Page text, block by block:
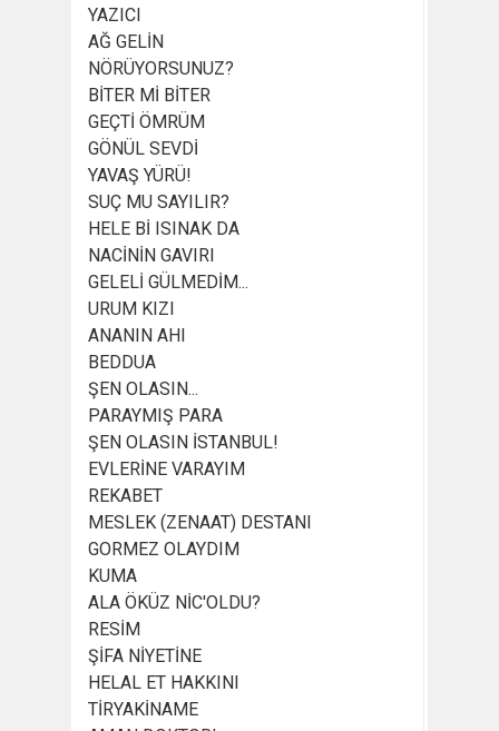
YAZICI
AĞ GELİN
NÖRÜYORSUNUZ?
BİTER Mİ BİTER
GEÇTİ ÖMRÜM
GÖNÜL SEVDİ
YAVAŞ YÜRÜ!
SUÇ MU SAYILIR?
HELE Bİ ISINAK DA
NACİNİN GAVIRI
GELELİ GÜLMEDİM...
URUM KIZI
ANANIN AHI
BEDDUA
ŞEN OLASIN...
PARAYMIŞ PARA
ŞEN OLASIN İSTANBUL!
EVLERİNE VARAYIM
REKABET
MESLEK (ZENAAT) DESTANI
GORMEZ OLAYDIM
KUMA
ALA ÖKÜZ NİC'OLDU?
RESİM
ŞİFA NİYETİNE
HELAL ET HAKKINI
TİRYAKİNAME